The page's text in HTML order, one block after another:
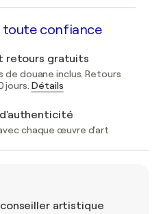
toute confiance
retours gratuits
de douane inclus. Retours
jours. Détails
chaque œuvre d'art
conseiller artistique